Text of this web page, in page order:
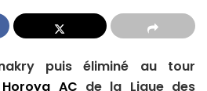
puis éliminé au tour
Horoya AC de la Ligue des